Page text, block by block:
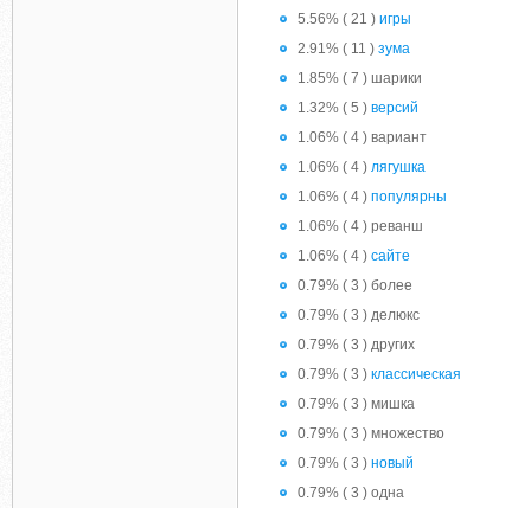
5.56% ( 21 ) игры
2.91% ( 11 ) зума
1.85% ( 7 ) шарики
1.32% ( 5 ) версий
1.06% ( 4 ) вариант
1.06% ( 4 ) лягушка
1.06% ( 4 ) популярны
1.06% ( 4 ) реванш
1.06% ( 4 ) сайте
0.79% ( 3 ) более
0.79% ( 3 ) делюкс
0.79% ( 3 ) других
0.79% ( 3 ) классическая
0.79% ( 3 ) мишка
0.79% ( 3 ) множество
0.79% ( 3 ) новый
0.79% ( 3 ) одна